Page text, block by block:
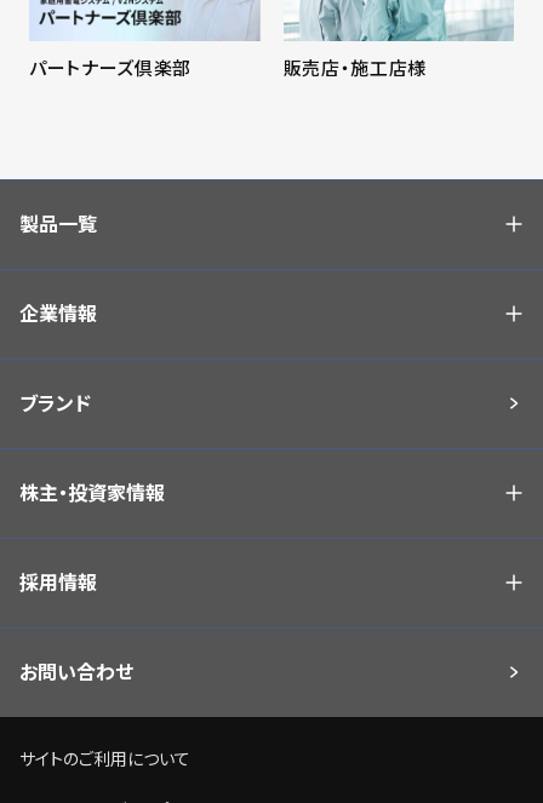
パートナーズ倶楽部 販売店・施工店様
製品一覧
企業情報
ブランド
株主・投資家情報
採用情報
お問い合わせ
サイトのご利用について